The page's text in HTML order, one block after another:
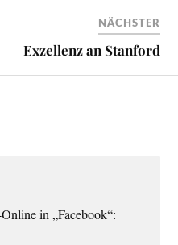
NÄCHSTER
Exzellenz an Stanford
in „Facebook“: